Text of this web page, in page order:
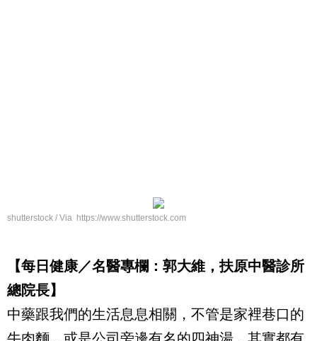
shutterstock / Via https://www.shutterstock.com
【每日健康／名醫專欄：郭大維，扶原中醫診所
總院長】
中藥跟我們的生活息息相關，不管是家裡巷口的